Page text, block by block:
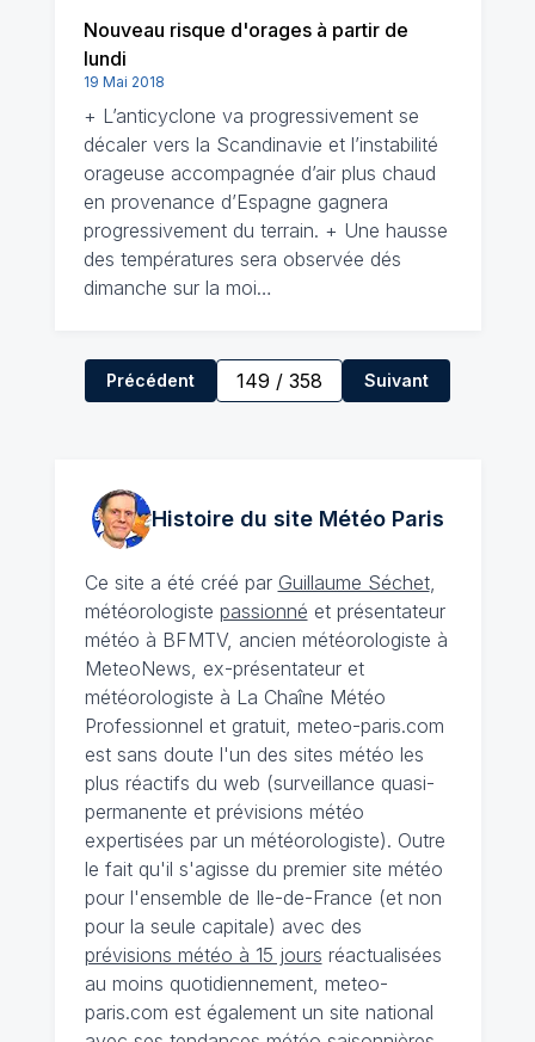
Nouveau risque d'orages à partir de
lundi
19 Mai 2018
+ L’anticyclone va progressivement se
décaler vers la Scandinavie et l’instabilité
orageuse accompagnée d’air plus chaud
en provenance d’Espagne gagnera
progressivement du terrain. + Une hausse
des températures sera observée dés
dimanche sur la moi…
Précédent 149 / 358 Suivant
Histoire du site MétéoParis
Ce site a été créé par Guillaume Séchet,
météorologiste passionné et présentateur
météo à BFMTV, ancien météorologiste à
MeteoNews, ex-présentateur et
météorologiste à La Chaîne Météo
Professionnel et gratuit, meteo-paris.com
est sans doute l'un des sites météo les
plus réactifs du web (surveillance quasi-
permanente et prévisions météo
expertisées par un météorologiste). Outre
le fait qu'il s'agisse du premier site météo
pour l'ensemble de Ile-de-France (et non
pour la seule capitale) avec des
prévisions météo à 15 jours réactualisées
au moins quotidiennement, meteo-
paris.com est également un site national